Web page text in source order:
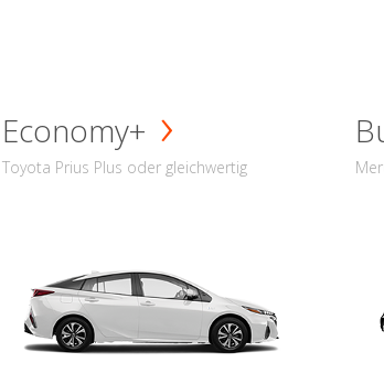
Economy+
Toyota Prius Plus oder gleichwertig